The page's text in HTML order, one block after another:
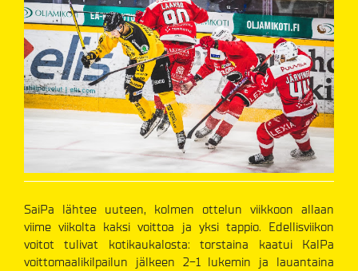
SaiPa lähtee uuteen, kolmen ottelun viikkoon allaan
viime viikolta kaksi voittoa ja yksi tappio. Edellisviikon
voitot tulivat kotikaukalosta: torstaina kaatui KalPa
voittomaalikilpailun jälkeen 2-1 lukemin ja lauantaina